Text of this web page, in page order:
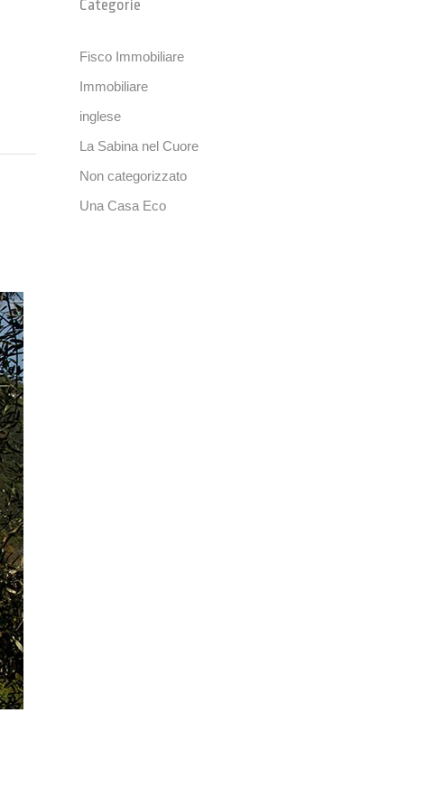
Categorie
Fisco Immobiliare
Immobiliare
inglese
La Sabina nel Cuore
Non categorizzato
Una Casa Eco